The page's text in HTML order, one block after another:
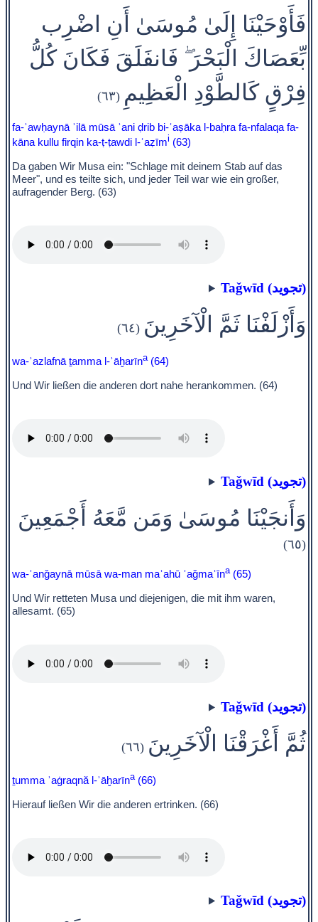
فَأَوْحَيْنَا إِلَىٰ مُوسَىٰ أَنِ اضْرِب
بِّعَصَاكَ الْبَحْرَ ۖ فَانفَلَقَ فَكَانَ كُلُّ
فِرْقٍ كَالطَّوْدِ الْعَظِيمِ (٦٣)
fa-ʾawḥaynā ʾilā mūsā ʾani ḍrib bi-ʿaṣāka l-baḥra fa-nfalaqa fa-
kāna kullu firqin ka-ṭ-ṭawdi l-ʿaẓīmi (63)
Da gaben Wir Musa ein: "Schlage mit deinem Stab auf das
Meer", und es teilte sich, und jeder Teil war wie ein großer,
aufragender Berg. (63)
Taǧwīd (تجويد)
وَأَزْلَفْنَا ثَمَّ الْآخَرِينَ (٦٤)
wa-ʾazlafnā ṯamma l-ʾāḫarīna(64)
Und Wir ließen die anderen dort nahe herankommen. (64)
Taǧwīd (تجويد)
وَأَنجَيْنَا مُوسَىٰ وَمَن مَّعَهُ أَجْمَعِينَ
(٦٥)
wa-ʾanǧaynā mūsā wa-man maʿahū ʾaǧmaʿīna(65)
Und Wir retteten Musa und diejenigen, die mit ihm waren,
allesamt. (65)
Taǧwīd (تجويد)
ثُمَّ أَغْرَقْنَا الْآخَرِينَ (٦٦)
ṯumma ʾaġraqnă l-ʾāḫarīna(66)
Hierauf ließen Wir die anderen ertrinken. (66)
Taǧwīd (تجويد)